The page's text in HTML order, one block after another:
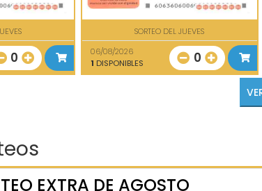
0
SORTEO DEL JUEVES
06/08/2026
1 DISPONIBLES 0
EXTRA DE AGOSTO